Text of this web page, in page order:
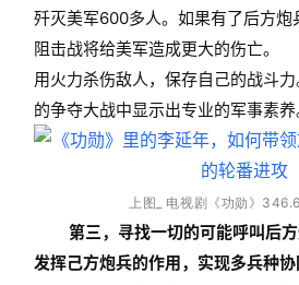
歼灭美军600多人。如果有了后方炮
阻击战将给美军造成更大的伤亡。
用火力杀伤敌人，保存自己的战斗
的争夺大战中显示出专业的军事素养
上图_ 电视剧《功勋》
第三，寻找一切的可能呼叫后
发挥己方炮兵的作用，实现多兵种